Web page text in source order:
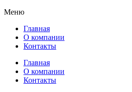
Меню
Главная
О компании
Контакты
Главная
О компании
Контакты